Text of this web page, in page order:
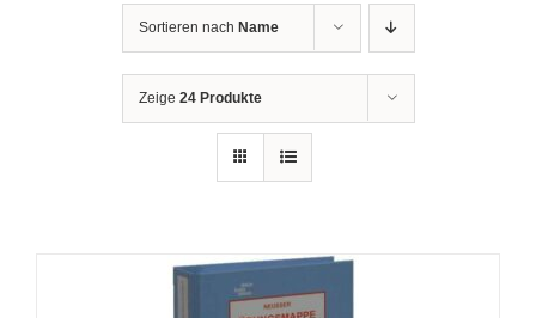
Sortieren nach Name
Zeige 24 Produkte